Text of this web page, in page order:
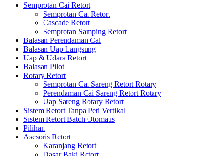
Semprotan Cai Retort
Semprotan Cai Retort
Cascade Retort
Semprotan Samping Retort
Balasan Perendaman Cai
Balasan Uap Langsung
Uap & Udara Retort
Balasan Pilot
Rotary Retort
Semprotan Cai Sareng Retort Rotary
Perendaman Cai Sareng Retort Rotary
Uap Sareng Rotary Retort
Sistem Retort Tanpa Peti Vertikal
Sistem Retort Batch Otomatis
Pilihan
Asesoris Retort
Karanjang Retort
Dasar Baki Retort